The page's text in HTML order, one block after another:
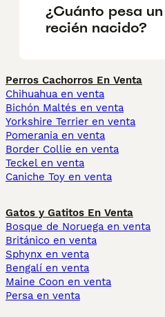
¿Cuánto pesa
recién nacido?
Perros Cachorros En Venta
Chihuahua en venta
Bichón Maltés en venta
Yorkshire Terrier en venta
Pomerania en venta
Border Collie en venta
Teckel en venta
Caniche Toy en venta
Gatos y Gatitos En Venta
Bosque de Noruega en venta
Británico en venta
Sphynx en venta
Bengalí en venta
Maine Coon en venta
Persa en venta